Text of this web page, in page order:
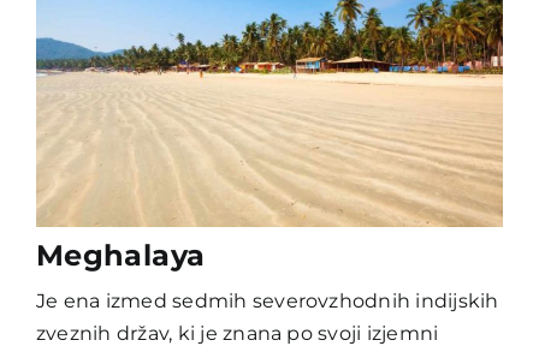
Meghalaya
Je ena izmed sedmih severovzhodnih indijskih
zveznih držav, ki je znana po svoji izjemni